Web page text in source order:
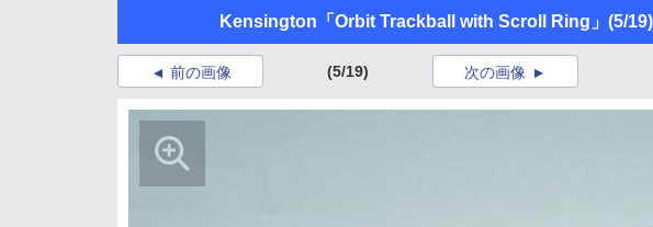
Kensington「Orbit Trackball with Scroll Ring」 (5/19)
前の画像 (5/19) 次の画像